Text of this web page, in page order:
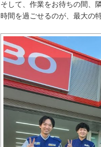
そして、作業をお待ちの間、
時間を過ごせるのが、最大の